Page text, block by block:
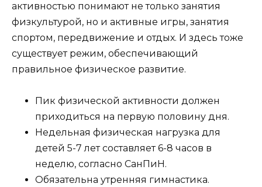
активностью понимают не только занятия
физкультурой, но и активные игры, занятия
спортом, передвижение и отдых. И здесь тоже
существует режим, обеспечивающий
правильное физическое развитие.
Пик физической активности должен
приходиться на первую половину дня.
Недельная физическая нагрузка для
детей 5-7 лет составляет 6-8 часов в
неделю, согласно СанПиН.
Обязательна утренняя гимнастика.